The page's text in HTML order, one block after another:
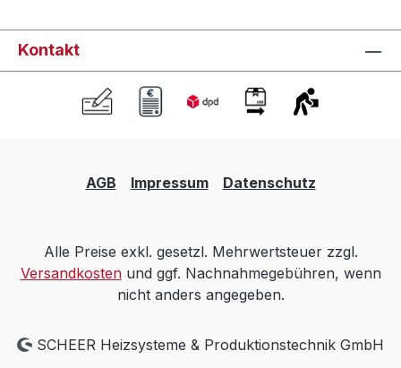
Kontakt
AGB Impressum Datenschutz
Alle Preise exkl. gesetzl. Mehrwertsteuer zzgl.
Versandkostenund ggf. Nachnahmegebühren, wenn
nicht anders angegeben.
SCHEER Heizsysteme & Produktionstechnik GmbH